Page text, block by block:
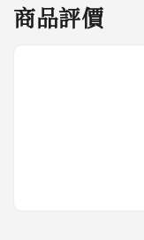
商品評價